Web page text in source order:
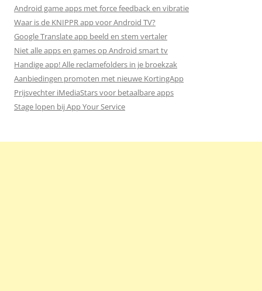
Android game apps met force feedback en vibratie
Waar is de KNIPPR app voor Android TV?
Google Translate app beeld en stem vertaler
Niet alle apps en games op Android smart tv
Handige app! Alle reclamefolders in je broekzak
Aanbiedingen promoten met nieuwe KortingApp
Prijsvechter iMediaStars voor betaalbare apps
Stage lopen bij App Your Service